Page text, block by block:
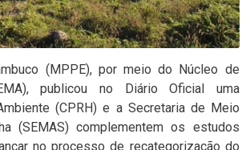
(MPPE), por meio do Núcleo de
publicou no Diário Oficial uma
(CPRH) e a Secretaria de Meio
(SEMAS) complementem os estudos
no processo de recategorização do